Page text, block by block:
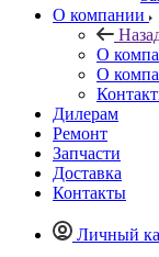
О компании
О
О
Дилерам
Ремонт
Запчасти
Доставка
Контакты
Личный